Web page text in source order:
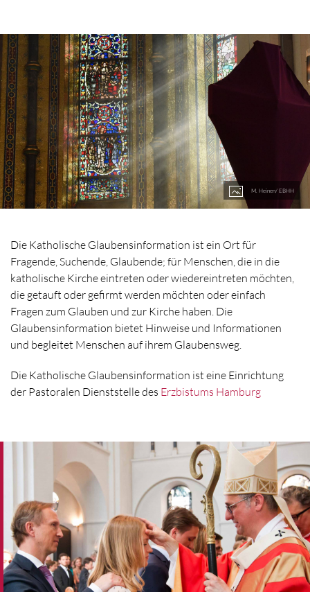
M. Heinen/ EBHH
Die Katholische Glaubensinformation ist ein Ort für
Fragende, Suchende, Glaubende; für Menschen, die in die
katholische Kirche eintreten oder wiedereintreten möchten,
die getauft oder gefirmt werden möchten oder einfach
Fragen zum Glauben und zur Kirche haben. Die
Glaubensinformation bietet Hinweise und Informationen
und begleitet Menschen auf ihrem Glaubensweg.
Die Katholische Glaubensinformation ist eine Einrichtung
der Pastoralen Dienststelle des Erzbistums Hamburg